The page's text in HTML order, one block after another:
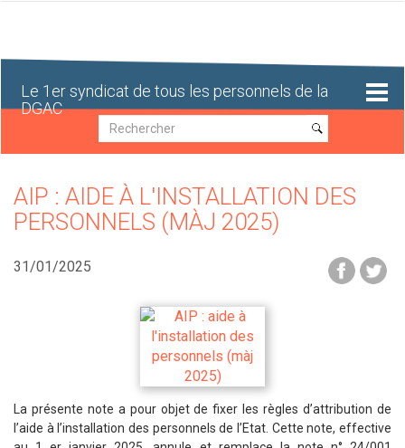
Le 1er syndicat de tous les personnels de la
DGAC
Recherche
Recherche
AIP : AIDE À L'INSTALLATION DES
PERSONNELS (MÀJ 2025)
31/01/2025
La présente note a pour objet de fixer les règles d’attribution de
l’aide à l’installation des personnels de l’Etat. Cette note, effective